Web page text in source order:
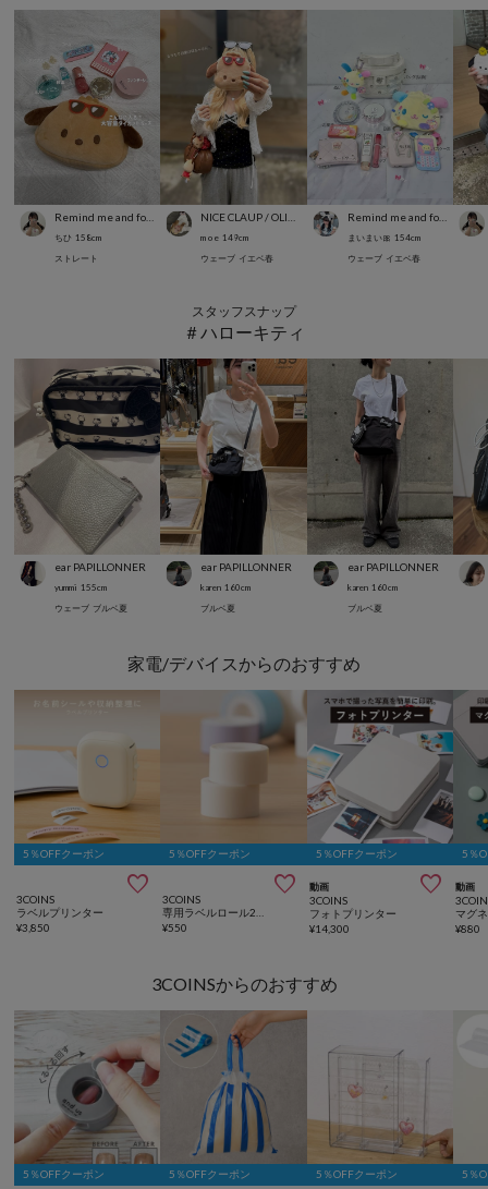
ちひ 158cm
ストレート
m o e 149cm
ウェーブ イエベ春
Remind me and forever
まいまい🎀 154cm
ウェーブ イエベ春
スタッフスナップ
＃ハローキティ
ear PAPILLONNER
yummi 155cm
ウェーブ ブルベ夏
ear PAPILLONNER
karen 160cm
ブルベ夏
ear PAPILLONNER
karen 160cm
ブルベ夏
家電/デバイスからのおすすめ
5％OFFクーポン

3COINS
ラベルプリンター
¥3,850
5％OFFクーポン

3COINS
¥550
5％OFFクーポン
動画 
3COINS
フォトプリンター
¥14,300
5％
動画
¥880
3COINSからのおすすめ
5％OFFクーポン 5％OFFクーポン 5％OFFクーポン 5％